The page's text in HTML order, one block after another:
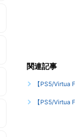
関連記事
【PS5/Virtua
【PS5/Virtua